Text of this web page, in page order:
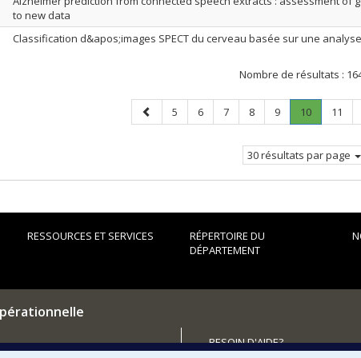
to new data
Classification d&apos;images SPECT du cerveau basée sur une
Nombre de résultats :
Page
précédente
Page
5 Page
6 Page
7 Page
8 Page
9 Page
10.
Page
Page
11
30 résultats par page
RESSOURCES ET SERVICES
RÉPERTOIRE DU
DÉPARTEMENT
BESOIN D'AIDE?